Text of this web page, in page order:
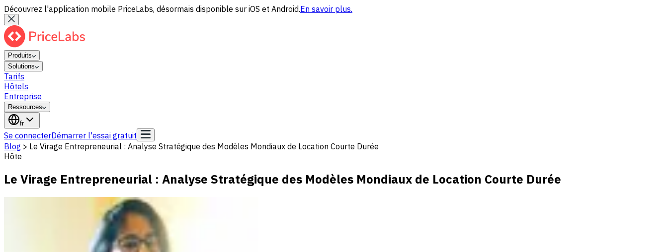
Découvrez l'application mobile PriceLabs, désormais disponible sur iOS et Android.En savoir plus.
Produits
Solutions
Tarifs
Hôtels
Entreprise
Ressources
fr
Se connecterDémarrer l'essai gratuit
Blog > Le Virage Entrepreneurial : Analyse Stratégique des Modèles Mondiaux de Location Courte Durée
Hôte
Le Virage Entrepreneurial : Analyse Stratégique des Modèles Mondiaux de Location Courte Durée